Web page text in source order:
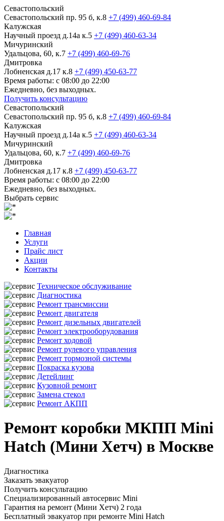
Севастопольский
Севастопольский пр. 95 б, к.8 +7 (499) 460-69-84
Калужская
Научный проезд д.14а к.5 +7 (499) 460-63-34
Мичуринский
Удальцова, 60, к.7 +7 (499) 460-69-76
Дмитровка
Лобненская д.17 к.8 +7 (499) 450-63-77
Время работы: с 08:00 до 22:00
Ежедневно, без выходных.
Получить консультацию
Севастопольский
Севастопольский пр. 95 б, к.8 +7 (499) 460-69-84
Калужская
Научный проезд д.14а к.5 +7 (499) 460-63-34
Мичуринский
Удальцова, 60, к.7 +7 (499) 460-69-76
Дмитровка
Лобненская д.17 к.8 +7 (499) 450-63-77
Время работы: с 08:00 до 22:00
Ежедневно, без выходных.
Выбрать сервис
Главная
Услуги
Прайс лист
Акции
Контакты
Техническое обслуживание
Диагностика
Ремонт трансмиссии
Ремонт двигателя
Ремонт дизельных двигателей
Ремонт электрооборудования
Ремонт ходовой
Ремонт рулевого управления
Ремонт тормозной системы
Покраска кузова
Детейлинг
Кузовной ремонт
Замена стекол
Ремонт АКПП
Ремонт коробки МКПП Mini
Hatch (Мини Хетч) в Москве
Диагностика
Заказать эвакуатор
Получить консультацию
Специализированный автосервис Mini
Гарантия на ремонт (Мини Хетч) 2 года
Бесплатный эвакуатор при ремонте Mini Hatch